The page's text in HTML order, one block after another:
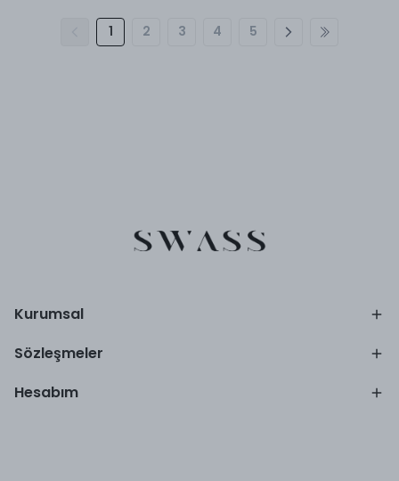
1 2 3 4 5
Kurumsal
Sözleşmeler
Hesabım